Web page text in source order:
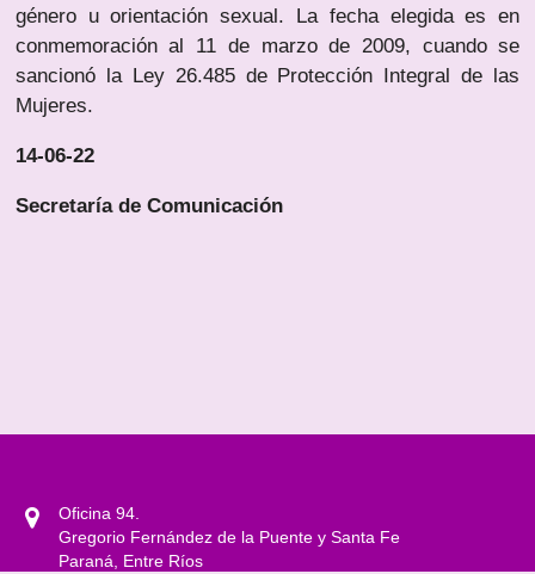
género u orientación sexual. La fecha elegida es en
conmemoración al 11 de marzo de 2009, cuando se
sancionó la Ley 26.485 de Protección Integral de las
Mujeres.
14-06-22
Secretaría de Comunicación
Oficina 94.
Gregorio Fernández de la Puente y Santa Fe
Paraná, Entre Ríos